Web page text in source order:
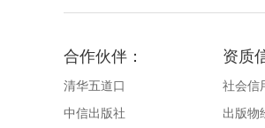
合作伙伴：
清华五道口
中信出版社
资质
社会信
出版物